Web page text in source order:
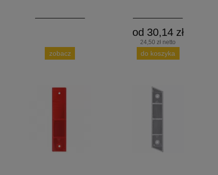
zobacz
od 30,14 zł
24,50 zł netto
do koszyka